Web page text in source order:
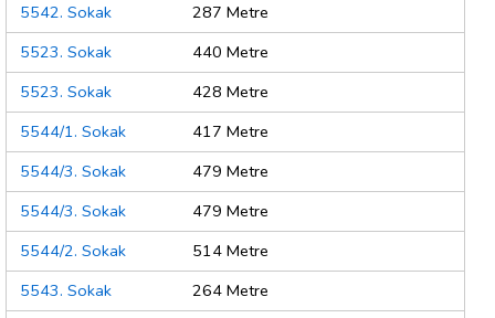
5542. Sokak
287 Metre
5523. Sokak
440 Metre
5523. Sokak
428 Metre
5544/1. Sokak
417 Metre
5544/3. Sokak
479 Metre
5544/3. Sokak
479 Metre
5544/2. Sokak
514 Metre
5543. Sokak
264 Metre